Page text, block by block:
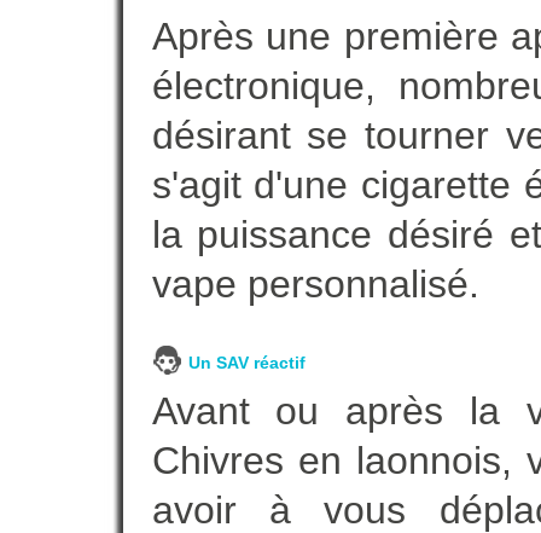
Après une première
électronique,
désirant se tourner
s'agit d'une cigarette
la puissance désiré
vape personnalisé.
Un SAV réactif
Avant ou après la
Chivres en laonnois,
avoir à vous